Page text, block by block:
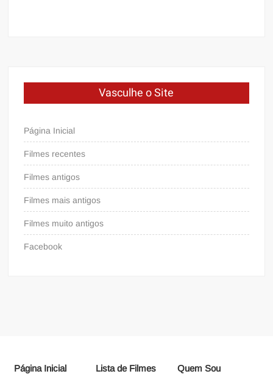
Vasculhe o Site
Página Inicial
Filmes recentes
Filmes antigos
Filmes mais antigos
Filmes muito antigos
Facebook
Página Inicial Lista de Filmes Quem Sou